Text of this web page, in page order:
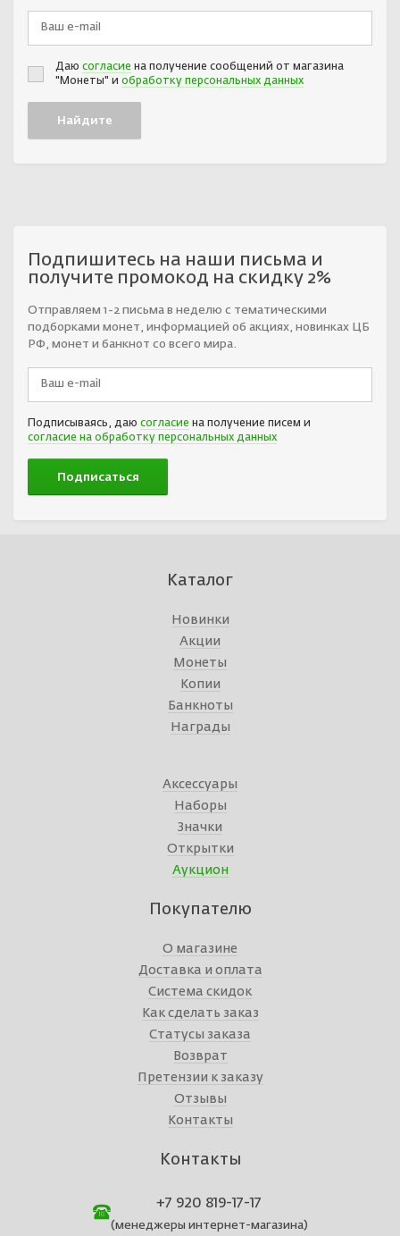
Даю согласие на получение сообщений от магазина
"Монеты" и обработку персональных данных
Подпишитесь на наши письма и
получите промокод на скидку 2%
Отправляем 1-2 письма в неделю с тематическими
подборками монет, информацией об акциях, новинках ЦБ
РФ, монет и банкнот со всего мира.
Подписываясь, даю согласие на получение писем и
согласие на обработку персональных данных
Каталог
Новинки
Акции
Монеты
Копии
Банкноты
Награды
Аксессуары
Наборы
Значки
Открытки
Аукцион
Покупателю
О магазине
Доставка и оплата
Система скидок
Как сделать заказ
Статусы заказа
Возврат
Претензии к заказу
Отзывы
Контакты
Контакты
+7 920 819-17-17
(менеджеры интернет-магазина)